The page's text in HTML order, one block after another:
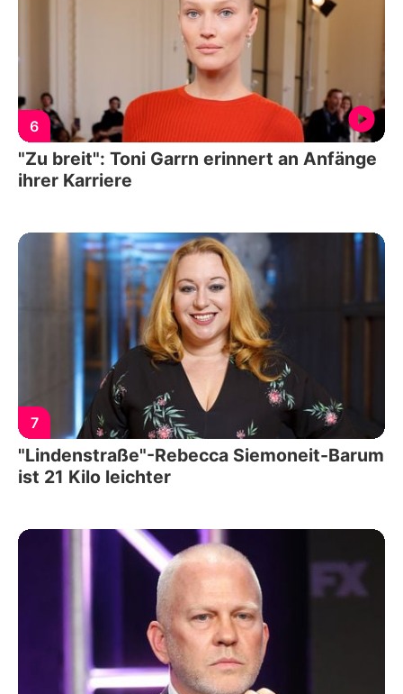
6
"Zu breit": Toni Garrn erinnert an Anfänge
ihrer Karriere
7
"Lindenstraße"-Rebecca Siemoneit-Barum
ist 21 Kilo leichter